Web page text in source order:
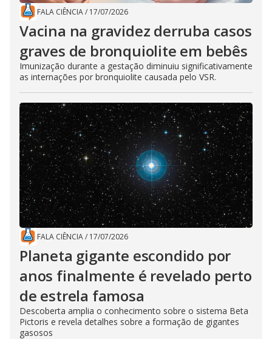
FALA CIÊNCIA/ 17/07/2026
Vacina na gravidez derruba casos
graves de bronquiolite em bebês
Imunização durante a gestação diminuiu significativamente
as internações por bronquiolite causada pelo VSR.
FALA CIÊNCIA/ 17/07/2026
Planeta gigante escondido por
anos finalmente é revelado perto
de estrela famosa
Descoberta amplia o conhecimento sobre o sistema Beta
Pictoris e revela detalhes sobre a formação de gigantes
gasosos